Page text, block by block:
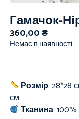
Гамачок-
360,00₴
Немає в наявності
Розмір: 28*28
см
Тканина:100%